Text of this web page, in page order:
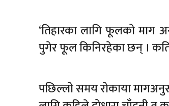
‘तिहारका लागि फूलको माग
पुगेर फूल किनिरहेका छन् ।
पछिल्लो समय रोकाया